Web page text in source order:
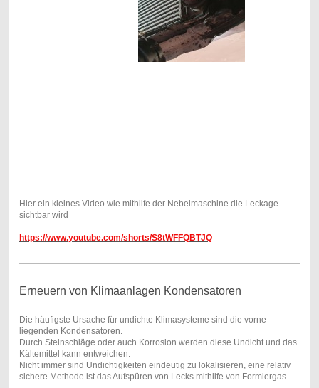
Hier ein kleines Video wie mithilfe der Nebelmaschine die Leckage
sichtbar wird
https://www.youtube.com/shorts/S8tWFFQBTJQ
Erneuern von Klimaanlagen Kondensatoren
Die häufigste Ursache für undichte Klimasysteme sind die vorne
liegenden Kondensatoren.
Durch Steinschläge oder auch Korrosion werden diese Undicht und das
Kältemittel kann entweichen.
Nicht immer sind Undichtigkeiten eindeutig zu lokalisieren, eine relativ
sichere Methode ist das Aufspüren von Lecks mithilfe von Formiergas.